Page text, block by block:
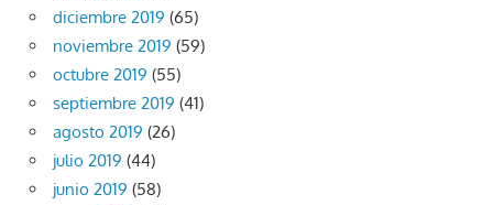
diciembre 2019 (65)
noviembre 2019 (59)
octubre 2019 (55)
septiembre 2019 (41)
agosto 2019 (26)
julio 2019 (44)
junio 2019 (58)